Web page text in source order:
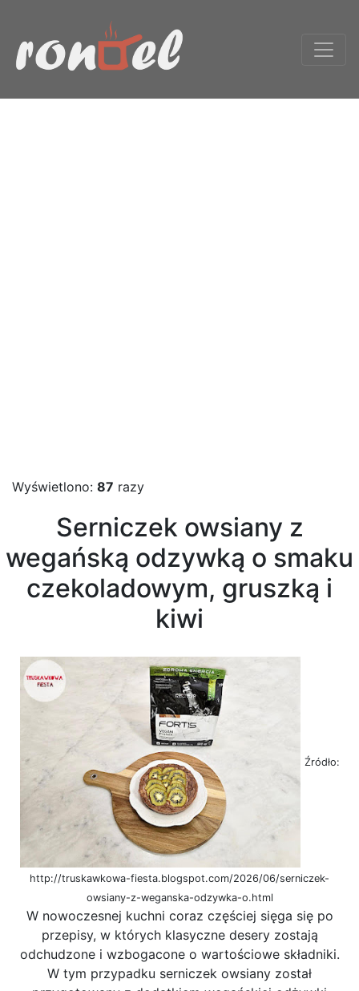
Wyświetlono: 87 razy
Serniczek owsiany z
wegańską odzywką o smaku
czekoladowym, gruszką i
kiwi
Źródło:
http://truskawkowa-fiesta.blogspot.com/2026/06/serniczek-
owsiany-z-weganska-odzywka-o.html
W nowoczesnej kuchni coraz częściej sięga się po
przepisy, w których klasyczne desery zostają
odchudzone i wzbogacone o wartościowe składniki.
W tym przypadku serniczek owsiany został